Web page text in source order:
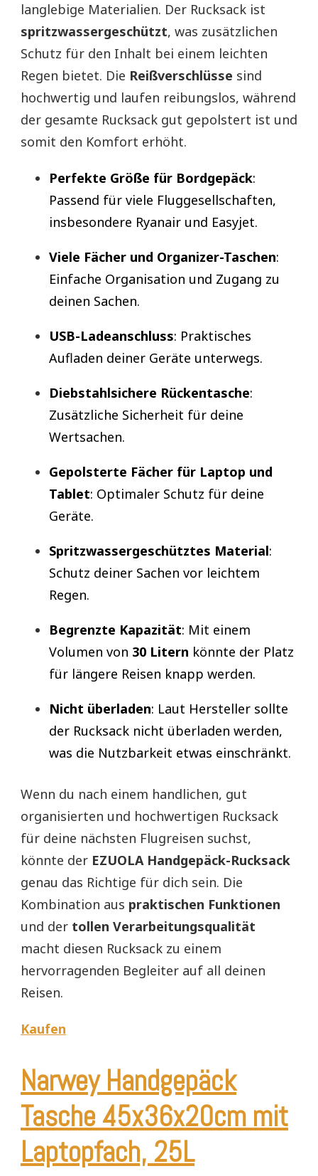
langlebige Materialien. Der Rucksack ist
spritzwassergeschützt, was zusätzlichen
Schutz für den Inhalt bei einem leichten
Regen bietet. Die Reißverschlüsse sind
hochwertig und laufen reibungslos, während
der gesamte Rucksack gut gepolstert ist und
somit den Komfort erhöht.
Perfekte Größe für Bordgepäck:
Passend für viele Fluggesellschaften,
insbesondere Ryanair und Easyjet.
Viele Fächer und Organizer-Taschen:
Einfache Organisation und Zugang zu
deinen Sachen.
USB-Ladeanschluss: Praktisches
Aufladen deiner Geräte unterwegs.
Diebstahlsichere Rückentasche:
Zusätzliche Sicherheit für deine
Wertsachen.
Gepolsterte Fächer für Laptop und
Tablet: Optimaler Schutz für deine
Geräte.
Spritzwassergeschütztes Material:
Schutz deiner Sachen vor leichtem
Regen.
Begrenzte Kapazität: Mit einem
Volumen von 30 Litern könnte der Platz
für längere Reisen knapp werden.
Nicht überladen: Laut Hersteller sollte
der Rucksack nicht überladen werden,
was die Nutzbarkeit etwas einschränkt.
Wenn du nach einem handlichen, gut
organisierten und hochwertigen Rucksack
für deine nächsten Flugreisen suchst,
könnte der EZUOLA Handgepäck-Rucksack
genau das Richtige für dich sein. Die
Kombination aus praktischen Funktionen
und der tollen Verarbeitungsqualität
macht diesen Rucksack zu einem
hervorragenden Begleiter auf all deinen
Reisen.
Kaufen
Narwey Handgepäck
Tasche 45x36x20cm mit
Laptopfach, 25L